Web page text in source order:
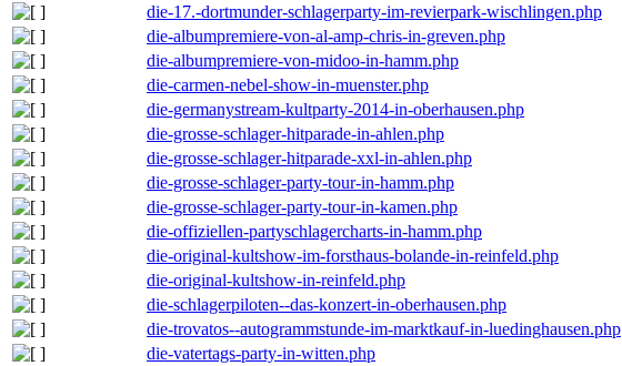
die-17.-dortmunder-schlagerparty-im-revierpark-wischlingen.php
die-albumpremiere-von-al-amp-chris-in-greven.php
die-albumpremiere-von-midoo-in-hamm.php
die-carmen-nebel-show-in-muenster.php
die-germanystream-kultparty-2014-in-oberhausen.php
die-grosse-schlager-hitparade-in-ahlen.php
die-grosse-schlager-hitparade-xxl-in-ahlen.php
die-grosse-schlager-party-tour-in-hamm.php
die-grosse-schlager-party-tour-in-kamen.php
die-offiziellen-partyschlagercharts-in-hamm.php
die-original-kultshow-im-forsthaus-bolande-in-reinfeld.php
die-original-kultshow-in-reinfeld.php
die-schlagerpiloten--das-konzert-in-oberhausen.php
die-trovatos--autogrammstunde-im-marktkauf-in-luedinghausen.php
die-vatertags-party-in-witten.php